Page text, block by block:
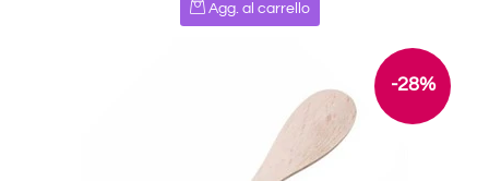
Agg. al carrello
-28%